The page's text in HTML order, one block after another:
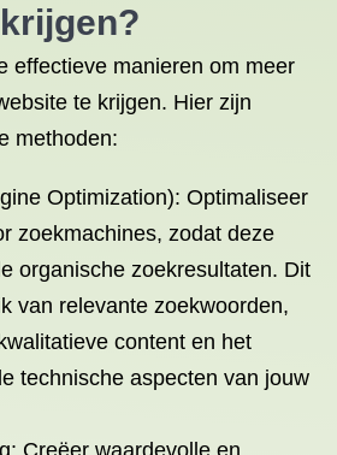
effectieve manieren om meer
te krijgen. Hier zijn
methoden:
Optimization): Optimaliseer
zoekmachines, zodat deze
organische zoekresultaten. Dit
van relevante zoekwoorden,
content en het
technische aspecten van jouw
Creëer waardevolle en